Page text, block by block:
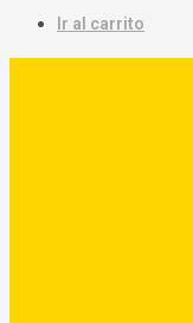
Ir al carrito